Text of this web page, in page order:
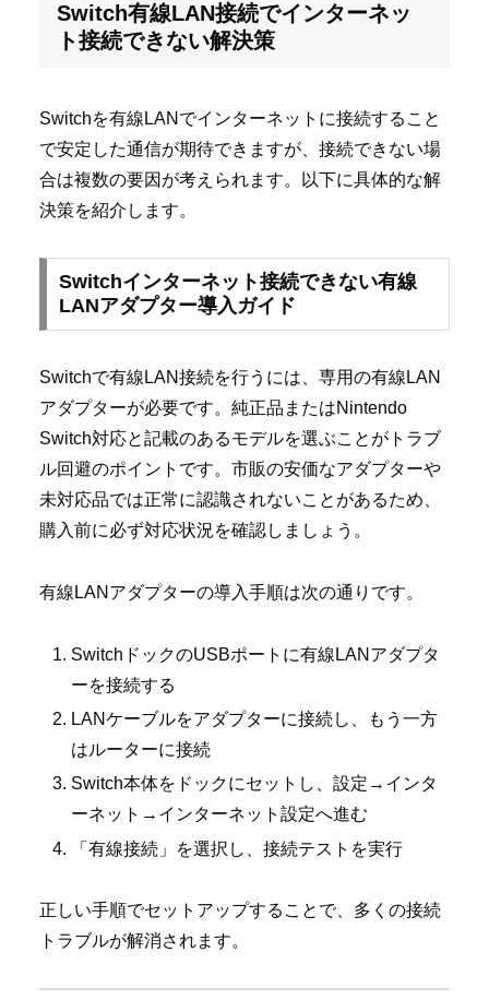
Switch有線LAN接続でインターネッ
ト接続できない解決策
Switchを有線LANでインターネットに接続すること
で安定した通信が期待できますが、接続できない場
合は複数の要因が考えられます。以下に具体的な解
決策を紹介します。
Switchインターネット接続できない有線
LANアダプター導入ガイド
Switchで有線LAN接続を行うには、専用の有線LAN
アダプターが必要です。純正品またはNintendo
Switch対応と記載のあるモデルを選ぶことがトラブ
ル回避のポイントです。市販の安価なアダプターや
未対応品では正常に認識されないことがあるため、
購入前に必ず対応状況を確認しましょう。
有線LANアダプターの導入手順は次の通りです。
SwitchドックのUSBポートに有線LANアダプタ
ーを接続する
LANケーブルをアダプターに接続し、もう一方
はルーターに接続
Switch本体をドックにセットし、設定→インタ
ーネット→インターネット設定へ進む
「有線接続」を選択し、接続テストを実行
正しい手順でセットアップすることで、多くの接続
トラブルが解消されます。